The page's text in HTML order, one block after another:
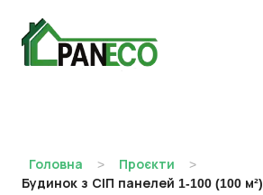
Головна
Проєкти
Будинок з СІП панелей 1-100 (100 м²)